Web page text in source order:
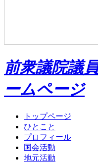
前衆議院議
ームページ
トップページ
ひとこと
プロフィール
国会活動
地元活動